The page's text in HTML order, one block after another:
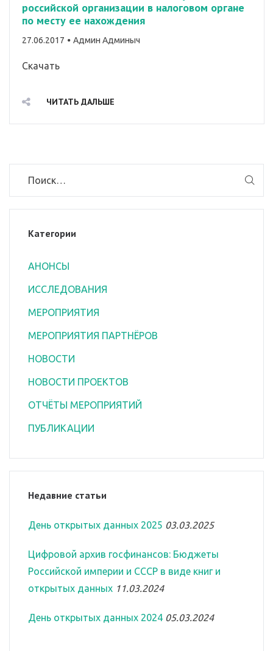
российской организации в налоговом органе
по месту ее нахождения
27.06.2017 By
Админ Админыч
Скачать
ЧИТАТЬ ДАЛЬШЕ
Категории
АНОНСЫ
ИССЛЕДОВАНИЯ
МЕРОПРИЯТИЯ
МЕРОПРИЯТИЯ ПАРТНЁРОВ
НОВОСТИ
НОВОСТИ ПРОЕКТОВ
ОТЧЁТЫ МЕРОПРИЯТИЙ
ПУБЛИКАЦИИ
Недавние статьи
День открытых данных 2025 03.03.2025
Цифровой архив госфинансов: Бюджеты
Российской империи и СССР в виде книг и
открытых данных 11.03.2024
День открытых данных 2024 05.03.2024